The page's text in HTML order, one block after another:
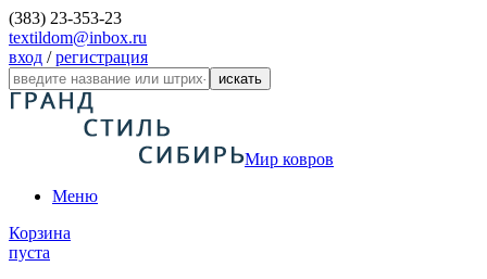
(383) 23-353-23
textildom@inbox.ru
вход /регистрация
искать
Мир ковров
Меню
Корзина
пуста